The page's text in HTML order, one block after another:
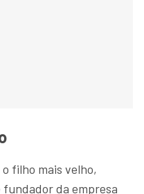
filho mais velho,
fundador da empresa